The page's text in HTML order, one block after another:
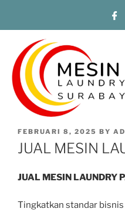
FEBRUARI 8, 2025 BY
JUAL MESIN
JUAL MESIN LAUNDRY
Tingkatkan standar